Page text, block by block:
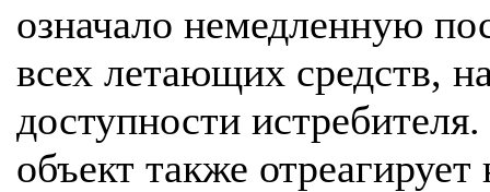
означало немедленную
всех летающих средств,
доступности
объект также